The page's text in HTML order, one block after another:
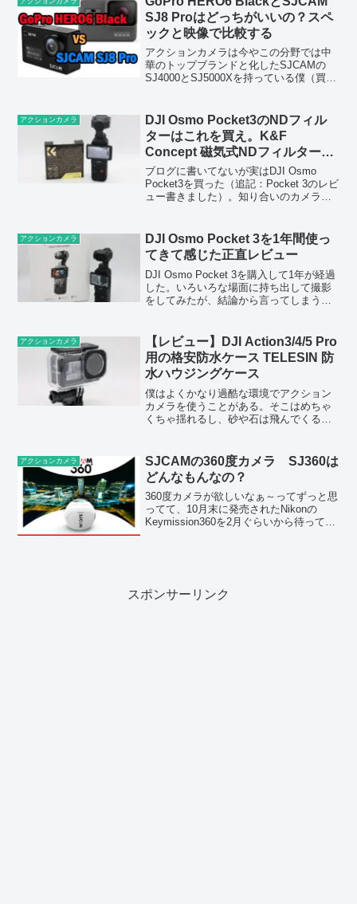
浮かんだ。Small...
SJ8 Proはどっちがいいの？スペ
ックと映像で比較する
アクションカメラは今やこの分野では中
華のトップブランドと化したSJCAMの
SJ4000とSJ5000Xを持っている僕（買っ
つ1080p60fpsで撮影できるSJ5000...
アクションカメラ
DJI Osmo Pocket3のNDフィル
ターはこれを買え。K&F
Concept 磁気式NDフィルターセ
ット
ブログに書いてないが実はDJI Osmo
Pocket3を買った（追記：Pocket 3のレビ
ュー書きました）。知り合いのカメラマ
で入手したのだが、一方で使って...
アクションカメラ
DJI Osmo Pocket 3を1年間使っ
てきて感じた正直レビュー
DJI Osmo Pocket 3を購入して1年が経過
した。いろいろな場面に持ち出して撮影
をしてみたが、結論から言ってしまうと
いレベルで使える素晴らしい1台だと...
アクションカメラ
【レビュー】DJI Action3/4/5 Pro
用の格安防水ケース TELESIN 防
水ハウジングケース
僕はよくかなり過酷な環境でアクション
カメラを使うことがある。そこはめちゃ
くちゃ揺れるし、砂や石は飛んでくる
っていたのだが、カメラむき出しの部分
があるた...
アクションカメラ
SJCAMの360度カメラ SJ360は
どんなもんなの？
360度カメラが欲しいなぁ～ってずっと思
ってて、10月末に発売されたNikonの
Keymission360を2月ぐらいから待ってた
スポンサーリンク